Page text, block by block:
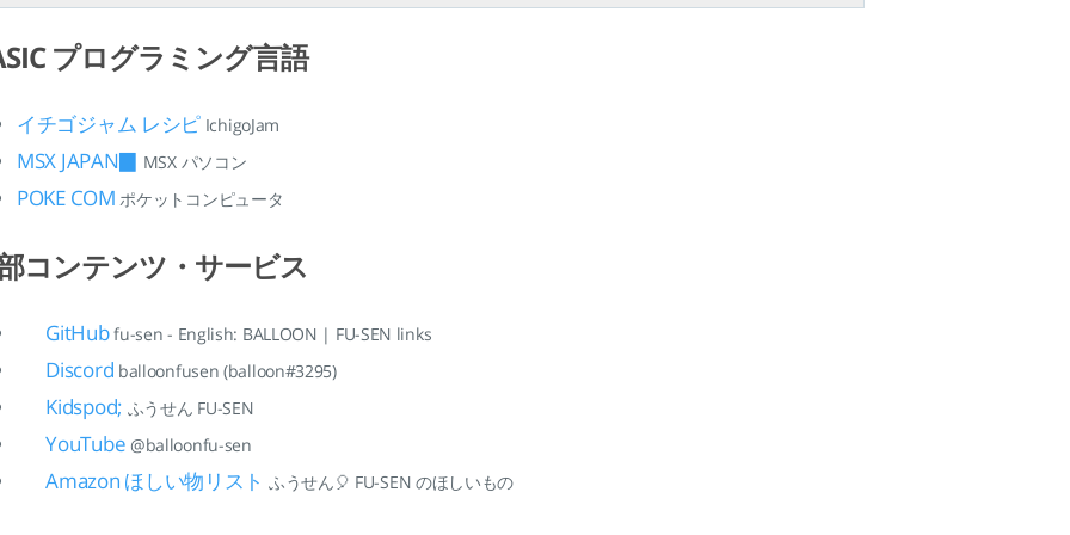
プログラミング言語
イチゴジャム レシピ IchigoJam
MSX JAPAN▉ MSX パソコン
POKE COM ポケットコンピュータ
コンテンツ・サービス
GitHubfu-sen - English: BALLOON | FU-SEN links
Discord balloonfusen (balloon#3295)
Kidspod; ふうせん FU-SEN
YouTube @balloonfu-sen
Amazon ほしい物リスト ふうせん🎈 FU-SEN のほしいもの